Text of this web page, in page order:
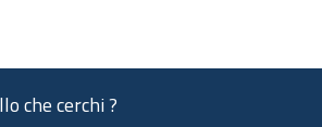
che cerchi ?